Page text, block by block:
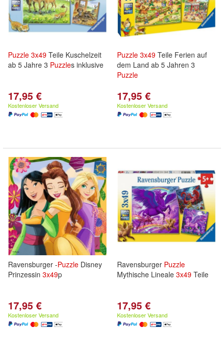
Puzzle 3x49 Teile Kuschelzeit
ab 5 Jahre 3 Puzzles inklusive
17,95 €
Kostenloser Versand
Puzzle 3x49 Teile Ferien auf
dem Land ab 5 Jahren 3
Puzzle
17,95 €
Kostenloser Versand
Ravensburger -Puzzle Disney
Prinzessin 3x49p
17,95 €
Kostenloser Versand
Ravensburger Puzzle
Mythische Lineale 3x49 Teile
17,95 €
Kostenloser Versand